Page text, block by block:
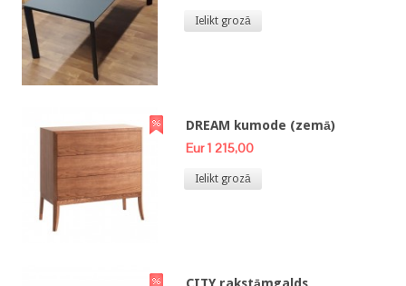
Ielikt grozā
DREAM kumode (zemā)
Eur 1 215,00
Ielikt grozā